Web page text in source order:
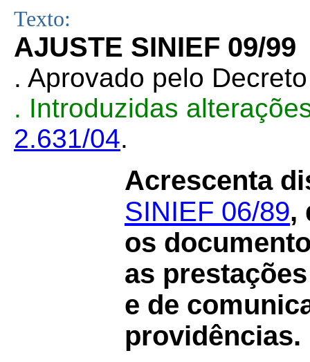
Texto:
AJUSTE SINIEF 09/99
. Aprovado pelo
. Introduzidas
2.631/04.
Acrescenta
SINIEF 06/89,
os
as
e de
providências.